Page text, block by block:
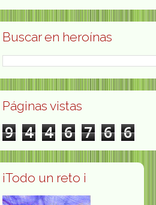
Buscar en heroínas
Páginas vistas
9 4 4 6 7 6 6
¡Todo un reto ¡